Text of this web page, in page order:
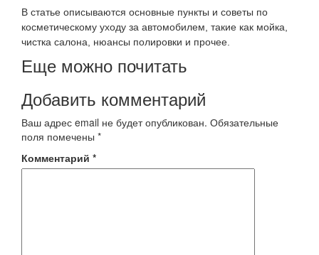
В статье описываются основные пункты и советы по
косметическому уходу за автомобилем, такие как мойка,
чистка салона, нюансы полировки и прочее.
Еще можно почитать
Добавить комментарий
Ваш адрес email не будет опубликован. Обязательные
поля помечены *
Комментарий *